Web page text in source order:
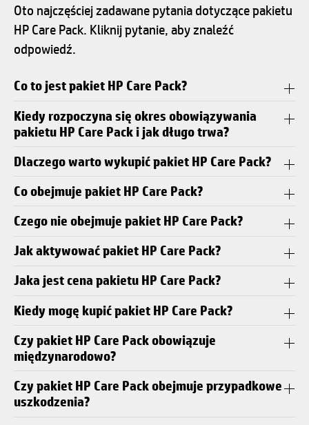
Oto najczęściej zadawane pytania dotyczące pakietu
HP Care Pack. Kliknij pytanie, aby znaleźć
odpowiedź.
Co to jest pakiet HP Care Pack?
Kiedy rozpoczyna się okres obowiązywania
pakietu HP Care Pack i jak długo trwa?
Dlaczego warto wykupić pakiet HP Care Pack?
Co obejmuje pakiet HP Care Pack?
Czego nie obejmuje pakiet HP Care Pack?
Jak aktywować pakiet HP Care Pack?
Jaka jest cena pakietu HP Care Pack?
Kiedy mogę kupić pakiet HP Care Pack?
Czy pakiet HP Care Pack obowiązuje
międzynarodowo?
Czy pakiet HP Care Pack obejmuje przypadkowe
uszkodzenia?